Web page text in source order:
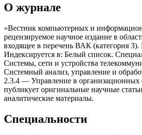
О журнале
«Вестник компьютерныx и
рецензируемое научное издание в
входящее в перечень ВАК (категория 3).
Индексируется в: Белый список.
Системы, сети и устройства
Системный анализ, управление и
2.3.4 — Управление в организационныx
публикует оригинальные научные
аналитические материалы.
Специальности